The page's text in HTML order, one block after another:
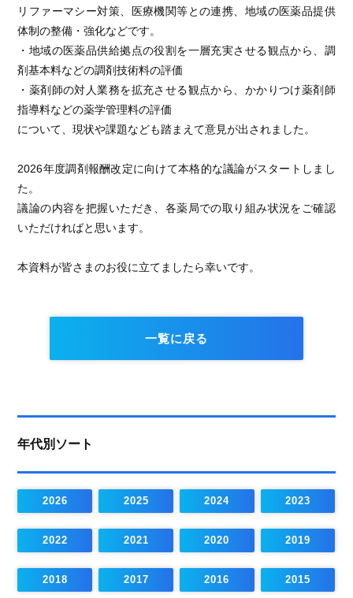
リファーマシー対策、医療機関等との連携、地域の医薬品提供
体制の整備・強化などです。
・地域の医薬品供給拠点の役割を一層充実させる観点から、調
剤基本料などの調剤技術料の評価
・薬剤師の対人業務を拡充させる観点から、かかりつけ薬剤師
指導料などの薬学管理料の評価
について、現状や課題なども踏まえて意見が出されました。
2026年度調剤報酬改定に向けて本格的な議論がスタートしまし
た。
議論の内容を把握いただき、各薬局での取り組み状況をご確認
いただければと思います。
本資料が皆さまのお役に立てましたら幸いです。
一覧に戻る
年代別ソート
2026 2025 2024 2023
2022 2021 2020 2019
2018 2017 2016 2015